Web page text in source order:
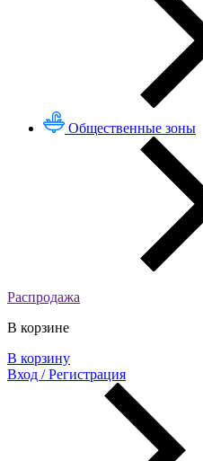
Общественные зоны
Распродажа
В корзине
В корзину
Вход / Регистрация